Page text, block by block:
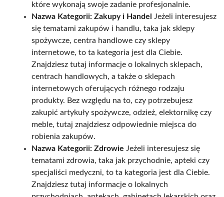
które wykonają swoje zadanie profesjonalnie.
Nazwa Kategorii: Zakupy i Handel Jeżeli interesujesz
się tematami zakupów i handlu, taka jak sklepy
spożywcze, centra handlowe czy sklepy
internetowe, to ta kategoria jest dla Ciebie.
Znajdziesz tutaj informacje o lokalnych sklepach,
centrach handlowych, a także o sklepach
internetowych oferujących różnego rodzaju
produkty. Bez względu na to, czy potrzebujesz
zakupić artykuły spożywcze, odzież, elektornikę czy
meble, tutaj znajdziesz odpowiednie miejsca do
robienia zakupów.
Nazwa Kategorii: Zdrowie Jeżeli interesujesz się
tematami zdrowia, taka jak przychodnie, apteki czy
specjaliści medyczni, to ta kategoria jest dla Ciebie.
Znajdziesz tutaj informacje o lokalnych